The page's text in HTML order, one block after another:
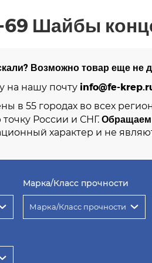
69 Шайбы
Возможно товар еще не
на нашу почту info@fe-
в 55 городах во всех
России и СНГ.
характер и не
Марка/Класс прочности
Марка/Класс прочности